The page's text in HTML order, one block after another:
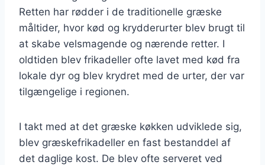
Retten har rødder i de traditionelle græske
måltider, hvor kød og krydderurter blev brugt til
at skabe velsmagende og nærende retter. I
oldtiden blev frikadeller ofte lavet med kød fra
lokale dyr og blev krydret med de urter, der var
tilgængelige i regionen.
I takt med at det græske køkken udviklede sig,
blev græskefrikadeller en fast bestanddel af
det daglige kost. De blev ofte serveret ved